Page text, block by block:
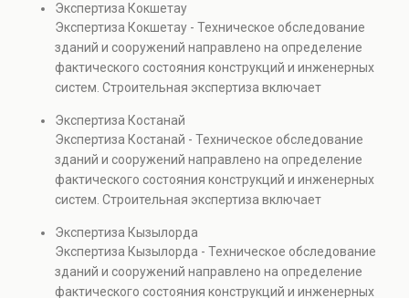
элементов и оценку эксплуатационной безопасности.
Услуга востребована при покупке недвижимости,
капитальном ремонте и реконструкции объектов, а
также при судебных разбирательствах и технических
проверках.
Экспертиза Кокшетау
Экспертиза Кокшетау - Техническое обследование
зданий и сооружений направлено на определение
фактического состояния конструкций и инженерных
систем. Строительная экспертиза включает
элементов и оценку эксплуатационной безопасности.
Услуга востребована при покупке недвижимости,
капитальном ремонте и реконструкции объектов, а
также при судебных разбирательствах и технических
проверках.
Экспертиза Костанай
Экспертиза Костанай - Техническое обследование
зданий и сооружений направлено на определение
фактического состояния конструкций и инженерных
систем. Строительная экспертиза включает
элементов и оценку эксплуатационной безопасности.
Услуга востребована при покупке недвижимости,
капитальном ремонте и реконструкции объектов, а
Экспертиза Кызылорда
Экспертиза Кызылорда - Техническое обследование
зданий и сооружений направлено на определение
фактического состояния конструкций и инженерных